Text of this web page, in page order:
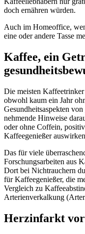
doch ernähren würden.
Auch im Homeoffice,
eine oder andere Tasse
Kaffee, ein
Die meisten
obwohl kaum ein Jahr
Gesundheitsaspekten von
nehmende Hinweise
oder ohne Coffein,
Kaffeegenießer
Das für viele
Forschungsarbeiten aus
Dort bei Nichtrauchern
für Kaffeegenießer, die
Vergleich zu
Arterienverkalkung
Herzinfarkt